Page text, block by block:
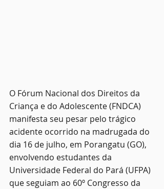
O Fórum Nacional dos Direitos da
Criança e do Adolescente (FNDCA)
manifesta seu pesar pelo trágico
acidente ocorrido na madrugada do
dia 16 de julho, em Porangatu (GO),
envolvendo estudantes da
Universidade Federal do Pará (UFPA)
que seguiam ao 60º Congresso da